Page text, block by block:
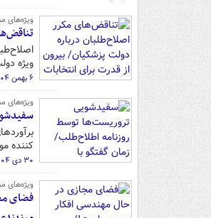
ویژه‌های
ویژه
۶ بهمن ۰۴ - ۲۰:۱۳
ویژه‌های
کننده
۳۰ دی ۰۴ - ۲۱:۴۹
ویژه‌های
فضای